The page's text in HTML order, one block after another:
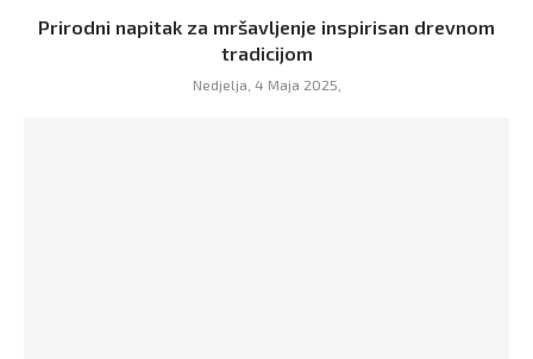
Prirodni napitak za mršavljenje inspirisan drevnom
tradicijom
Nedjelja, 4 Maja 2025,